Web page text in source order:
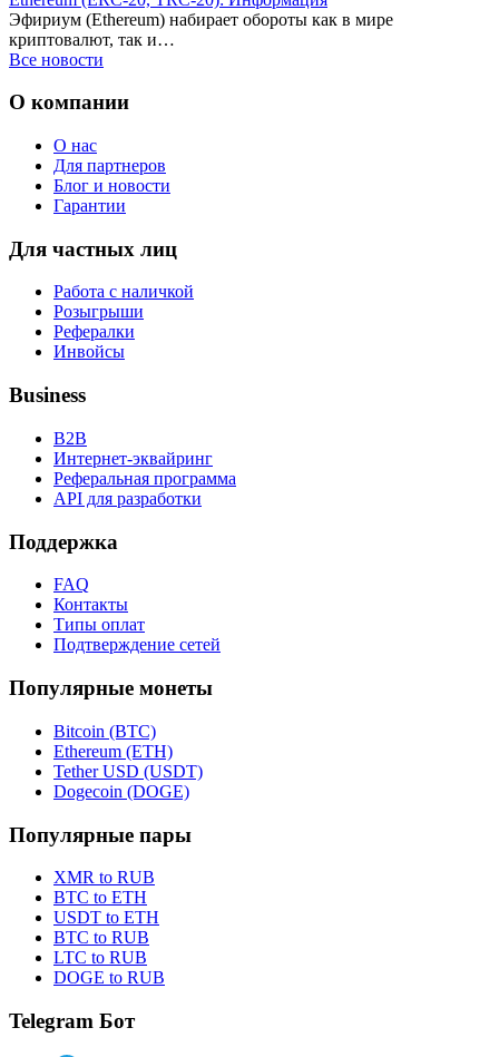
Эфириум (Ethereum) набирает обороты как в мире
криптовалют, так и…
Все новости
О компании
О нас
Для партнеров
Блог и новости
Гарантии
Для частных лиц
Работа с наличкой
Розыгрыши
Рефералки
Инвойсы
Business
B2B
Интернет-эквайринг
Реферальная программа
API для разработки
Поддержка
FAQ
Контакты
Типы оплат
Подтверждение сетей
Популярные монеты
Bitcoin (BTC)
Ethereum (ETH)
Tether USD (USDT)
Dogecoin (DOGE)
Популярные пары
XMR to RUB
BTC to ETH
USDT to ETH
BTC to RUB
LTC to RUB
DOGE to RUB
Telegram Бот